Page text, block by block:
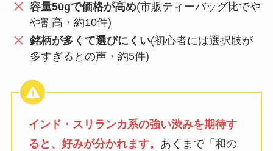
容量50gで価格が高め(市販ティーバッグ比でや
や割高・約10件)
銘柄が多くて選びにくい(初心者には選択肢が
多すぎるとの声・約5件)
インド・スリランカ系の強い渋みを期待す
ると、好みが分かれます。 あくまで「和の